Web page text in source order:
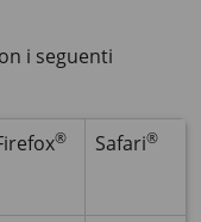
i seguenti
® Safari®